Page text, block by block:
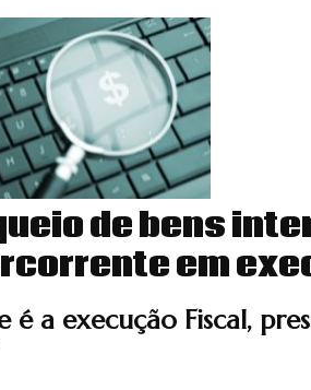
de bens
em
é a execução Fiscal,